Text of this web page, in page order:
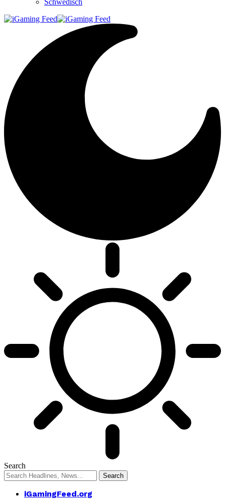
Schwedisch
Search
iGamingFeed.org